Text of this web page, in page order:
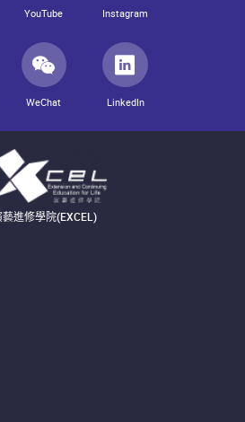
YouTube Instagram
WeChat LinkedIn
藝進修學院(EXCEL)